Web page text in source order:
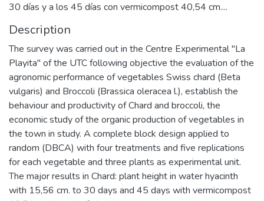
30 días y a los 45 días con vermicompost 40,54 cm....
Description
The survey was carried out in the Centre Experimental "La
Playita" of the UTC following objective the evaluation of the
agronomic performance of vegetables Swiss chard (Beta
vulgaris) and Broccoli (Brassica oleracea l.), establish the
behaviour and productivity of Chard and broccoli, the
economic study of the organic production of vegetables in
the town in study. A complete block design applied to
random (DBCA) with four treatments and five replications
for each vegetable and three plants as experimental unit.
The major results in Chard: plant height in water hyacinth
with 15,56 cm. to 30 days and 45 days with vermicompost